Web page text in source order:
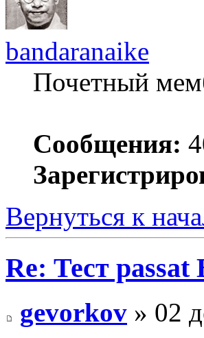
bandaranaike
Почетный
Сообщения:
Вернуться к
Re: Тест passat
gevorkov » 02